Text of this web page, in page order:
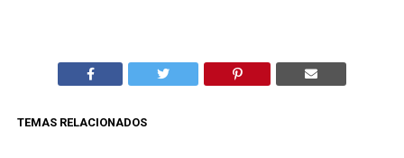
TEMAS RELACIONADOS